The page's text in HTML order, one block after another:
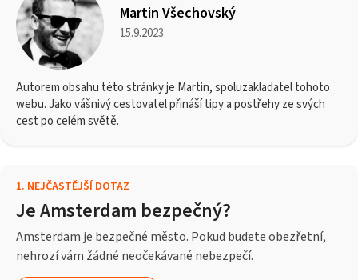
Martin Všechovský
15.9.2023
Autorem obsahu této stránky je Martin, spoluzakladatel tohoto
webu. Jako vášnivý cestovatel přináší tipy a postřehy ze svých
cest po celém světě.
1. NEJČASTĚJŠÍ DOTAZ
Je Amsterdam bezpečný?
Amsterdam je bezpečné město. Pokud budete obezřetní,
nehrozí vám žádné neočekávané nebezpečí.